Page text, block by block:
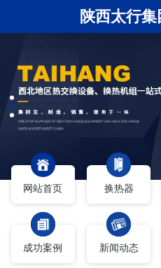
陕西太行集
网站首页 换热器
成功案例 新闻动态